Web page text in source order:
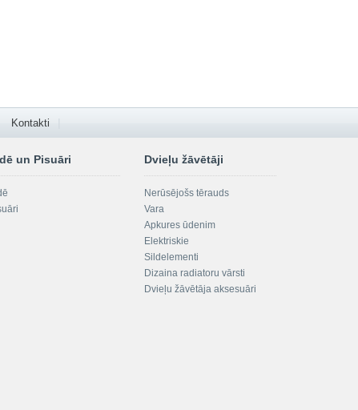
Kontakti
un Pisuāri Dvieļu žāvētāji
Nerūsējošs tērauds
Vara
Apkures ūdenim
Elektriskie
Sildelementi
Dizaina radiatoru vārsti
Dvieļu žāvētāja aksesuāri